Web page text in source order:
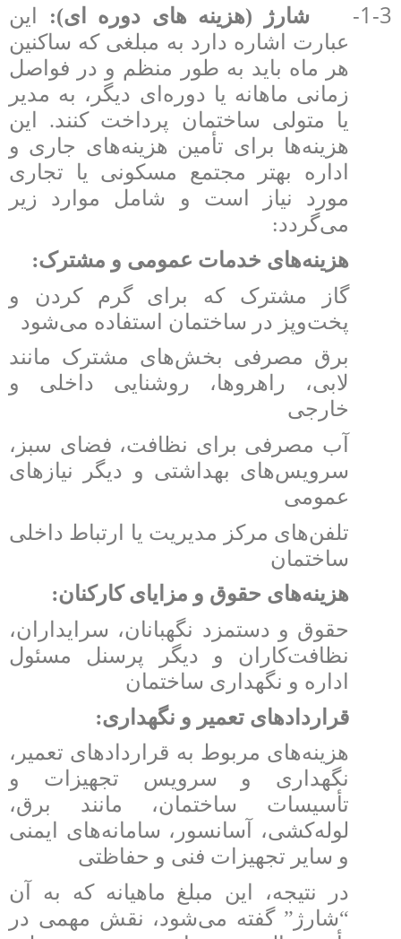
1-3-
شارژ (هزینه های دوره ای): این
عبارت اشاره دارد به مبلغی که ساکنین
هر ماه باید به طور منظم و در فواصل
زمانی ماهانه یا دوره‌ای دیگر، به مدیر
یا متولی ساختمان پرداخت کنند. این
هزینه‌ها برای تأمین هزینه‌های جاری و
اداره بهتر مجتمع مسکونی یا تجاری
مورد نیاز است و شامل موارد زیر
می‌گردد:
هزینه‌های خدمات عمومی و مشترک:
گاز مشترک که برای گرم کردن و
پخت‌وپز در ساختمان استفاده می‌شود
برق مصرفی بخش‌های مشترک مانند
لابی، راهروها، روشنایی داخلی و
خارجی
آب مصرفی برای نظافت، فضای سبز،
سرویس‌های بهداشتی و دیگر نیازهای
عمومی
تلفن‌های مرکز مدیریت یا ارتباط داخلی
ساختمان
هزینه‌های حقوق و مزایای کارکنان:
حقوق و دستمزد نگهبانان، سرایداران،
نظافت‌کاران و دیگر پرسنل مسئول
اداره و نگهداری ساختمان
قراردادهای تعمیر و نگهداری:
هزینه‌های مربوط به قراردادهای تعمیر،
نگهداری و سرویس تجهیزات و
تأسیسات ساختمان، مانند برق،
لوله‌کشی، آسانسور، سامانه‌های ایمنی
و سایر تجهیزات فنی و حفاظتی
در نتیجه، این مبلغ ماهیانه که به آن
“شارژ” گفته می‌شود، نقش مهمی در